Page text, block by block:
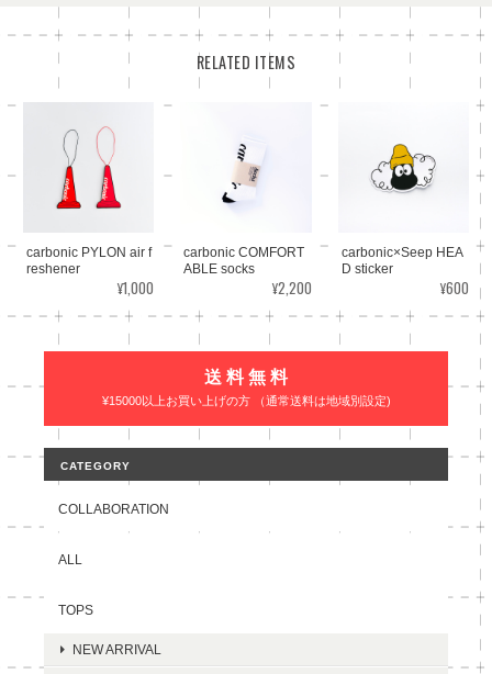
RELATED ITEMS
carbonic PYLON air f
reshener
¥1,000
carbonic COMFORT
ABLE socks
¥2,200
carbonic×Seep HEA
D sticker
¥600
送 料 無 料
¥15000以上お買い上げの方 （通常送料は地域別設定)
CATEGORY
COLLABORATION
ALL
TOPS
NEW ARRIVAL